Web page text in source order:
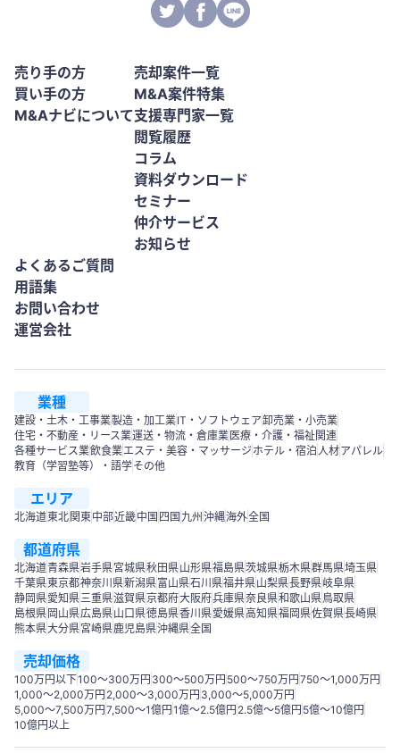
売り手の方
買い手の方
M&Aナビについて
売却案件一覧
M&A案件特集
支援専門家一覧
閲覧履歴
コラム
資料ダウンロード
セミナー
仲介サービス
お知らせ
よくあるご質問
用語集
お問い合わせ
運営会社
業種
建設・土木・工事業製造・加工業IT・ソフトウェア卸売業・小売業
住宅・不動産・リース業運送・物流・倉庫業医療・介護・福祉関連
各種サービス業飲食業エステ・美容・マッサージ ホテル・宿泊 人材アパレル
教育（学習塾等）・語学その他
エリア
北海道東北関東中部近畿中国 四国 九州沖縄海外全国
都道府県
北海道青森県岩手県宮城県秋田県山形県福島県茨城県栃木県群馬県埼玉県
千葉県東京都神奈川県新潟県富山県石川県福井県山梨県長野県岐阜県
静岡県愛知県三重県滋賀県京都府大阪府兵庫県奈良県和歌山県鳥取県
島根県岡山県広島県山口県徳島県香川県愛媛県高知県福岡県佐賀県長崎県
熊本県大分県宮崎県鹿児島県沖縄県全国
売却価格
100万円以下100〜300万円 300〜500万円 500～750万円750〜1,000万円
1,000～2,000万円 2,000～3,000万円 3,000～5,000万円
5,000～7,500万円7,500～1億円1億～2.5億円 2.5億～5億円 5億～10億円
10億円以上